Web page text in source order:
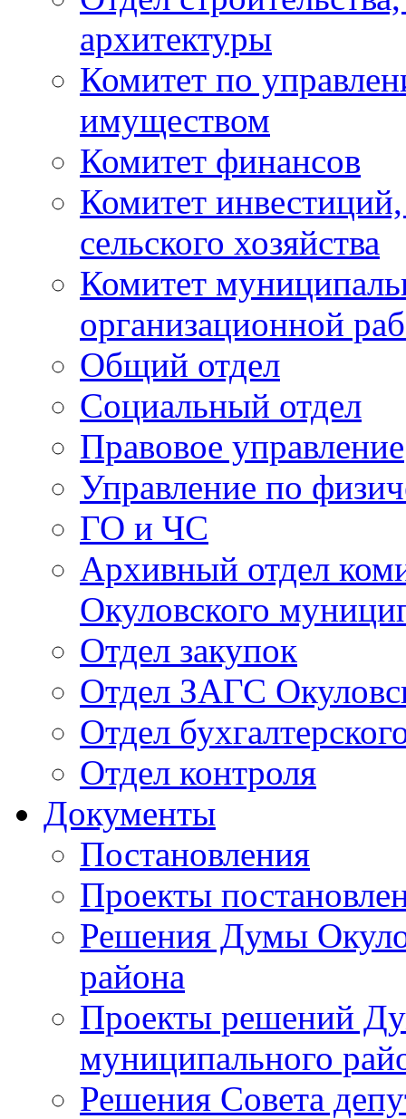
архитектуры
Комитет по
имуществом
Комитет финансов
Комитет
сельского хозяйства
Комитет
организационной
Общий отдел
Социальный отдел
Правовое управление
Управление по
ГО и ЧС
Архивный отдел
Окуловского
Отдел закупок
Отдел ЗАГС
Отдел
Отдел контроля
Документы
Постановления
Проекты
Решения Думы
района
Проекты решений
муниципального
Решения Совета